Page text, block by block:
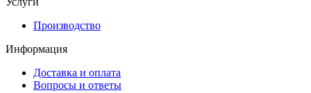
Производство
Информация
Доставка и оплата
Вопросы и ответы